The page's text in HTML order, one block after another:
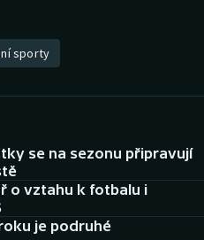
sporty
se na sezonu připravují
o vztahu k fotbalu i
je podruhé